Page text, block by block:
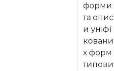
форми
та опис
и уніфі
ковани
х форм
типови